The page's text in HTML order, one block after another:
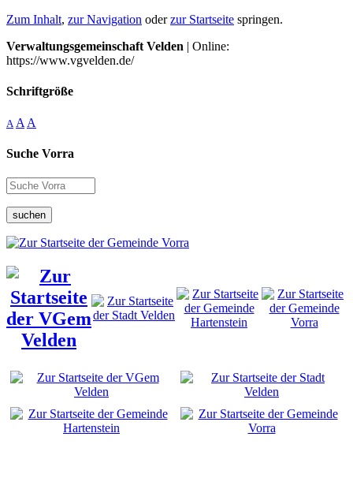
Zum Inhalt, zur Navigation oderzur Startseite springen.
Verwaltungsgemeinschaft Velden | Online:
https://www.vgvelden.de/
Schriftgröße
A A A
Suche Vorra
suchen